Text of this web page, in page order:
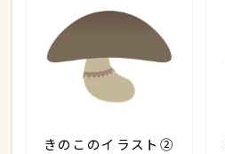
きのこのイラスト②